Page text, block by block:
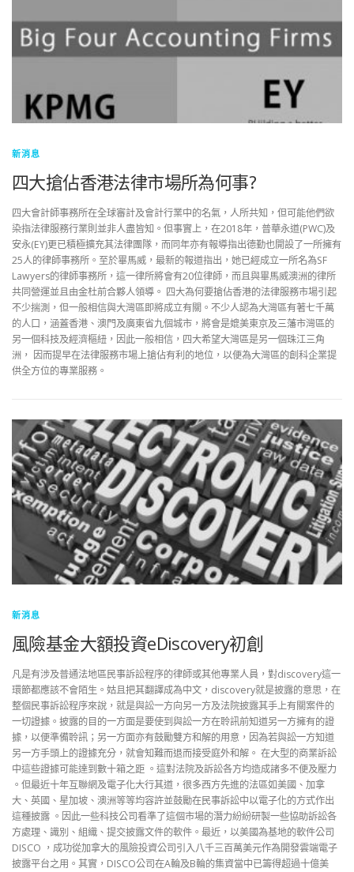
新消息
四大搶佔香港法律市場所為何事?
四大會計師事務所在全球審計及會計行業中的名氣，人所共知，但可能他們欲
染指法律服務行業則並非人盡皆知。但事實上，在2018年，普華永道(PWC)及
安永(EY)更已積極擴充其法律團隊，而同年亦有報導指出德勤也開設了一所擁有
25人的律師事務所。至於畢馬威，最新的報道指出，她已經成立一所名為SF
Lawyers的律師事務所，這一律所將會有20位律師，而且與畢馬威澳洲的律所
共同營運並且由金杜前合夥人領導。 四大為何要搶佔香港的法律服務市場引起
不少揣測，但一般相信與大灣區即將成立有關。不少人認為大灣區有著七千萬
的人口，涵蓋香港、澳門及廣東省九個城市，將會是媲美東京及三藩市灣區的
另一個科技及經濟樞紐，因此一般相信，四大希望大灣區是另一個珠江三角
洲， 因而提早在法律服務市場上搶佔有利的地位，以便為大灣區的創科企業提
供全方位的專業服務。
新消息
風險基金大額投資eDiscovery初創
凡是有涉及普通法地區民事訴訟程序的律師或其他專業人員，對discovery這一
環節都應該不會陌生。姑且把其翻譯成為中文，discovery就是披露的意思，在
整個民事訴訟程序來說，就是與訟一方向另一方及法院披露其手上有關案件的
一切證據。披露的目的一方面是要使到與訟一方在聆訊前知道另一方擁有的證
據，以便準備聆訊；另一方面亦有鼓勵雙方和解的用意，因為若與訟一方知道
另一方手頭上的證據充分，就會知難而退而接受庭外和解。 在大型的商業訴訟
中這些證據可能達到數十箱之距 。這對法院及訴訟各方均造成諸多不便及壓力
。但最近十年互聯網及電子化大行其道，很多西方先進的法區如美國、加拿
大、英國、星加坡、澳洲等等均容許並鼓勵在民事訴訟中以電子化的方式作出
這種披露 。因此一些科技公司看準了這個市場的潛力紛紛研製一些協助訴訟各
方處理、識別、組織、提交披露文件的軟件。最近，以美國為基地的軟件公司
DISCO ，成功從加拿大的風險投資公司引入八千三百萬美元作為開發雲端電子
披露平台之用。其實，DISCO公司在A輪及B輪的集資當中已籌得超過十億美